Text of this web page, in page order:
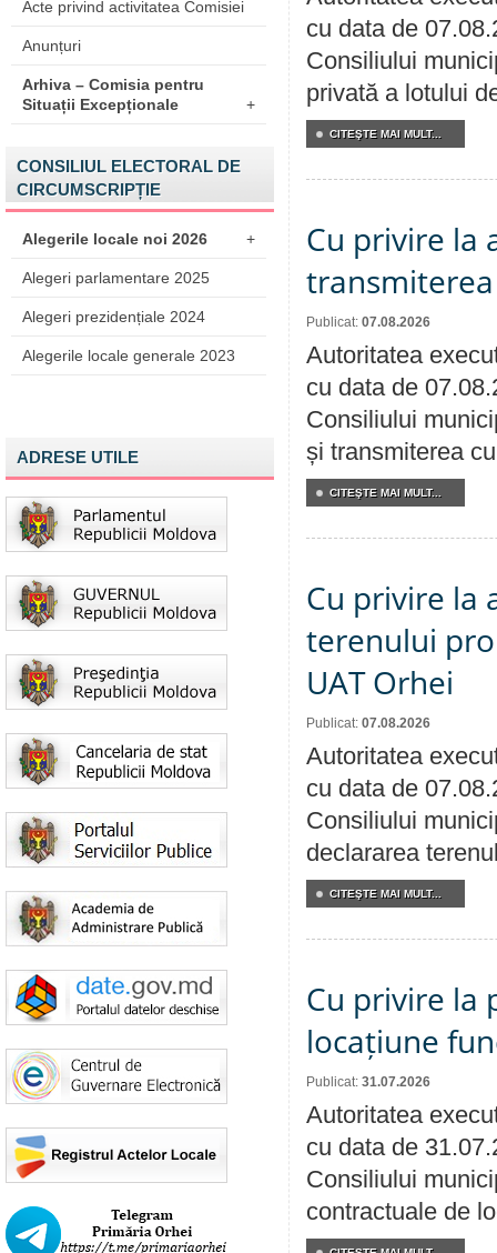
Acte privind activitatea Comisiei
Anunțuri
Arhiva – Comisia pentru
Situații Excepționale
+
CONSILIUL ELECTORAL DE
CIRCUMSCRIPȚIE
Alegerile locale noi 2026 +
Alegeri parlamentare 2025
Alegeri prezidențiale 2024
Alegerile locale generale 2023
ADRESE UTILE
cu data de
Consiliului
privată a lotului
CITEŞTE MAI MULT...
Cu privire la
Publicat: 07.08.2026
Autoritatea
cu data de
Consiliului
și transmiterea
CITEŞTE MAI MULT...
Cu privire la
terenului
UAT Orhei
Publicat: 07.08.2026
Autoritatea
cu data de
Consiliului
declararea
CITEŞTE MAI MULT...
Cu privire la
locațiune
Publicat: 31.07.2026
Autoritatea
cu data de
Consiliului
contractuale de